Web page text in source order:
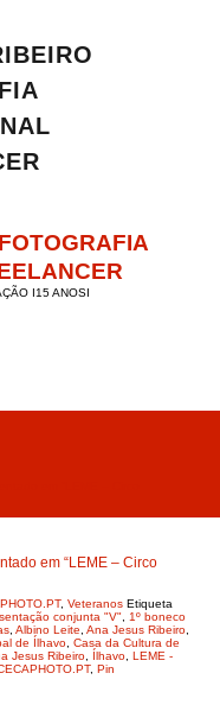
I15 ANOSI
navegação
em “LEME – Circo
, Veteranos Etiqueta
conjunta "V"
1º boneco
Albino Leite Ana Jesus Ribeiro
de Ílhavo Casa da Cultura de
Jesus Ribeiro Ílhavo LEME -
, Pin